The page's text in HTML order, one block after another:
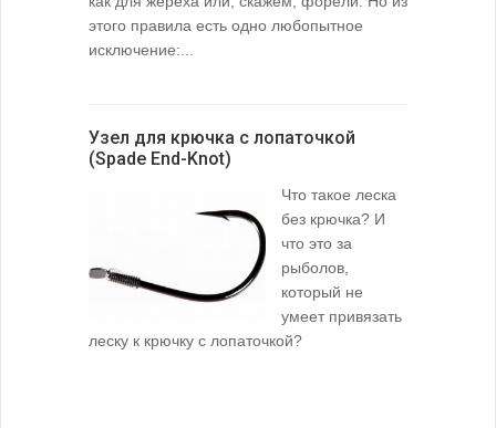
этого правила есть одно любопытное
исключение:...
Узел для крючка с лопаточкой
(Spade End-Knot)
Что такое леска
без крючка? И
что это за
рыболов,
который не
умеет привязать
леску к крючку с лопаточкой?